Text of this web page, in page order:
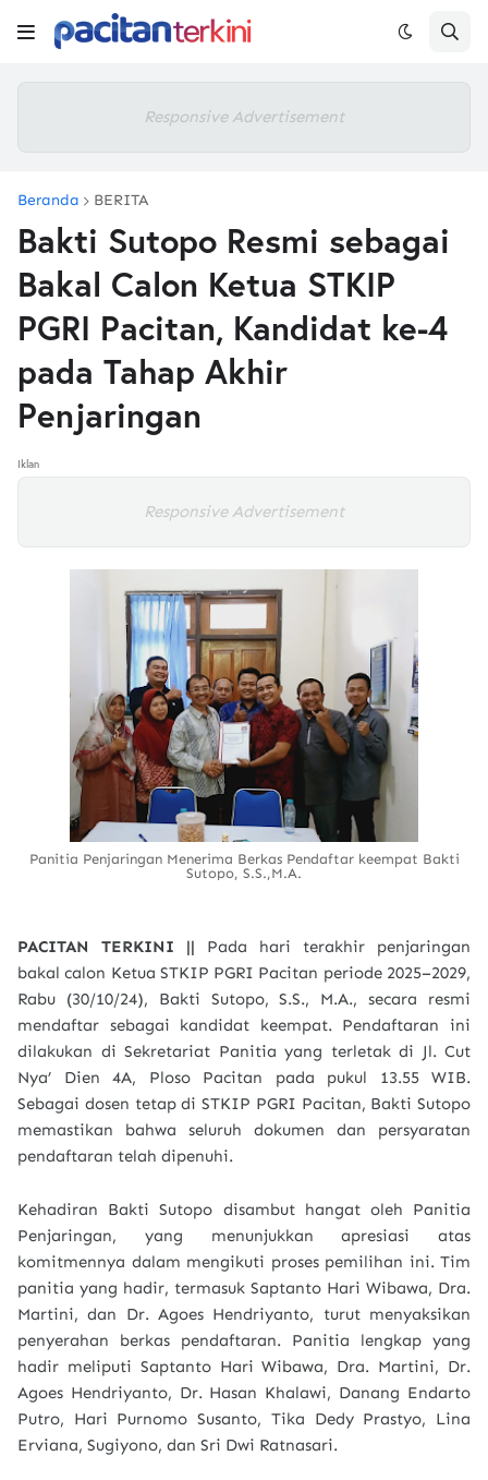
Responsive Advertisement
Beranda BERITA
Bakti Sutopo Resmi sebagai
Bakal Calon Ketua STKIP
PGRI Pacitan, Kandidat ke-4
pada Tahap Akhir
Penjaringan
Iklan
Responsive Advertisement
Panitia Penjaringan Menerima Berkas Pendaftar keempat Bakti
Sutopo, S.S.,M.A.
PACITAN TERKINI || Pada hari terakhir penjaringan
bakal calon Ketua STKIP PGRI Pacitan periode 2025–2029,
Rabu (30/10/24), Bakti Sutopo, S.S., M.A., secara resmi
mendaftar sebagai kandidat keempat. Pendaftaran ini
dilakukan di Sekretariat Panitia yang terletak di Jl. Cut
Nya’ Dien 4A, Ploso Pacitan pada pukul 13.55 WIB.
Sebagai dosen tetap di STKIP PGRI Pacitan, Bakti Sutopo
memastikan bahwa seluruh dokumen dan persyaratan
pendaftaran telah dipenuhi.
Kehadiran Bakti Sutopo disambut hangat oleh Panitia
Penjaringan, yang menunjukkan apresiasi atas
komitmennya dalam mengikuti proses pemilihan ini. Tim
panitia yang hadir, termasuk Saptanto Hari Wibawa, Dra.
Martini, dan Dr. Agoes Hendriyanto, turut menyaksikan
penyerahan berkas pendaftaran. Panitia lengkap yang
hadir meliputi Saptanto Hari Wibawa, Dra. Martini, Dr.
Agoes Hendriyanto, Dr. Hasan Khalawi, Danang Endarto
Putro, Hari Purnomo Susanto, Tika Dedy Prastyo, Lina
Erviana, Sugiyono, dan Sri Dwi Ratnasari.